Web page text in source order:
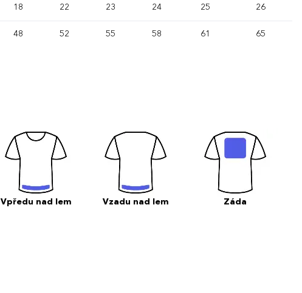
18 22 23 24 25 26
48 52 55 58 61 65
Vpředu nad lem Vzadu nad lem Záda